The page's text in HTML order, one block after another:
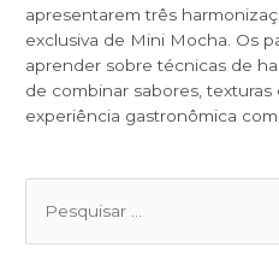
apresentarem três
exclusiva de Mini Mocha. Os
aprender sobre técnicas de
de combinar sabores, texturas
experiência gastronômica
e